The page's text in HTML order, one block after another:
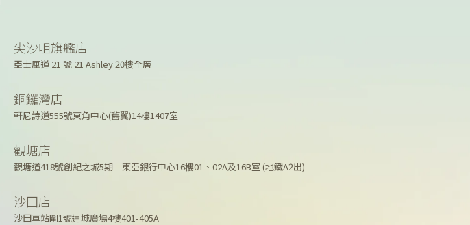
尖沙咀旗艦店
亞士厘道 21 號 21 Ashley 20樓全層
銅鑼灣店
軒尼詩道555號東角中心(舊翼)14樓1407室
觀塘店
觀塘道418號創紀之城5期 – 東亞銀行中心16樓01、02A及16B室 (地鐵A2出)
沙田店
沙田車站圍1號連城廣場4樓401-405A